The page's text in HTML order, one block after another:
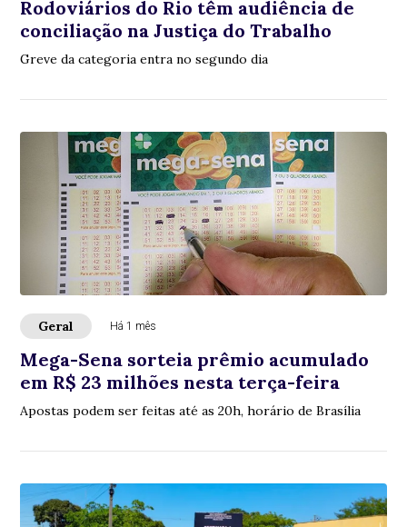
Rodoviários do Rio têm audiência de
conciliação na Justiça do Trabalho
Greve da categoria entra no segundo dia
Geral Há 1 mês
Mega-Sena sorteia prêmio acumulado
em R$ 23 milhões nesta terça-feira
Apostas podem ser feitas até as 20h, horário de Brasília